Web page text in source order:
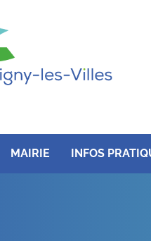
MAIRIE INFOS